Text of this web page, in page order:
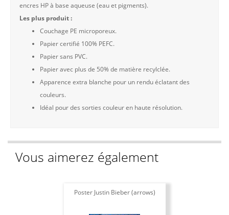
encres HP à base aqueuse (eau et pigments).
Les plus produit :
Couchage PE microporeux.
Papier certifié 100% PEFC.
Papier sans PVC.
Papier avec plus de 50% de matière recylclée.
Apparence extra blanche pour un rendu éclatant des
couleurs.
Idéal pour des sorties couleur en haute résolution.
Vous aimerez également
Poster Justin Bieber (arrows)